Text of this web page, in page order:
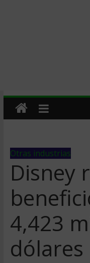
Otras industrias
Disney
4,423
dólares